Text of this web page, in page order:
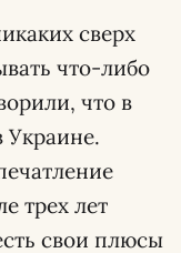
сверх
что-либо
что в
Украине.
трех лет
свои плюсы